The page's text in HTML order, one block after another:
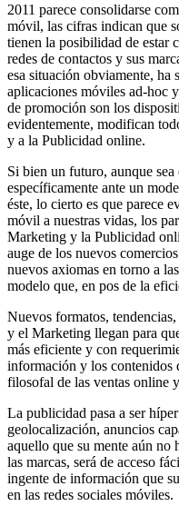
2011 parece consolidarse
móvil, las cifras indican que
tienen la posibilidad de estar
redes de contactos y sus
esa situación obviamente, ha
aplicaciones móviles ad-hoc
de promoción son los
evidentemente, modifican
y a la Publicidad online.
Si bien un futuro, aunque
específicamente ante un
éste, lo cierto es que parece
móvil a nuestras vidas, los
Marketing y la Publicidad
auge de los nuevos
nuevos axiomas en torno a
modelo que, en pos de la
Nuevos formatos,
y el Marketing llegan para
más eficiente y con
información y los contenidos
filosofal de las ventas online
La publicidad pasa a ser
geolocalización, anuncios
aquello que su mente aún no
las marcas, será de acceso
ingente de información que
en las redes sociales móviles.